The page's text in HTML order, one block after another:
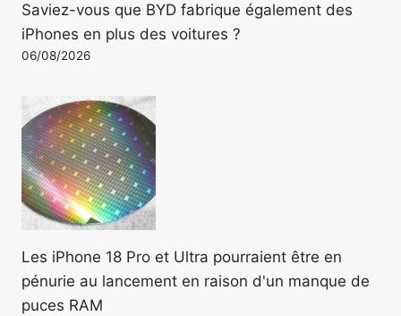
Saviez-vous que BYD fabrique également des
iPhones en plus des voitures ?
06/08/2026
Les iPhone 18 Pro et Ultra pourraient être en
pénurie au lancement en raison d'un manque de
puces RAM